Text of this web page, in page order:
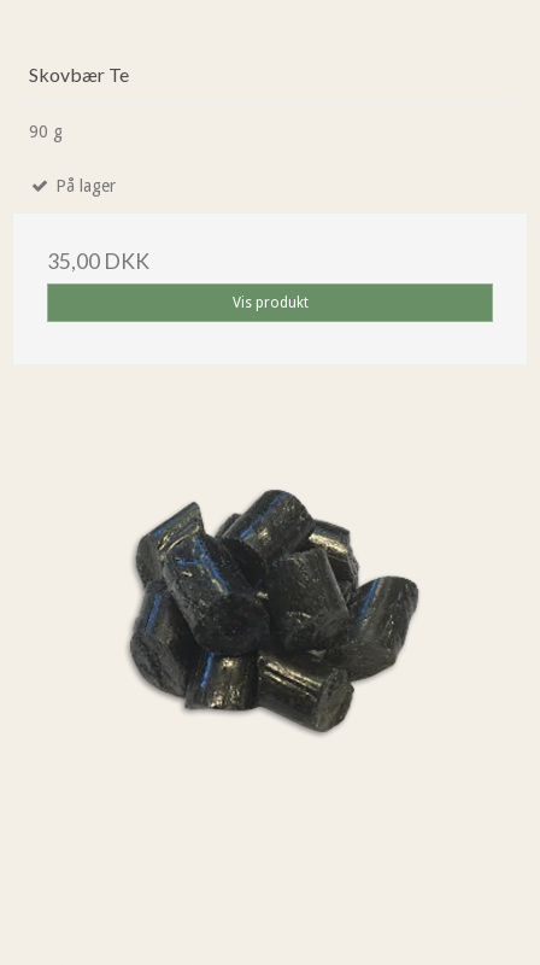
Skovbær Te
90 g
På lager
35,00 DKK
Vis produkt